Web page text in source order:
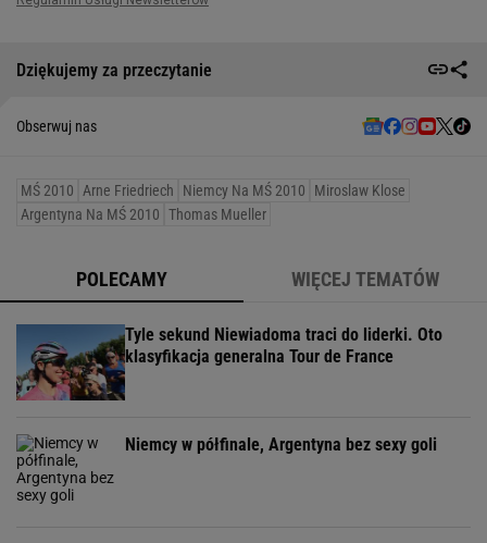
Dziękujemy za przeczytanie
Obserwuj nas
MŚ 2010 Arne Friedriech Niemcy Na MŚ 2010
Miroslaw Klose
Argentyna Na MŚ 2010 Thomas Mueller
POLECAMY WIĘCEJ TEMATÓW
Tyle sekund Niewiadoma traci do liderki. Oto
klasyfikacja generalna Tour de France
Niemcy w półfinale, Argentyna bez sexy goli